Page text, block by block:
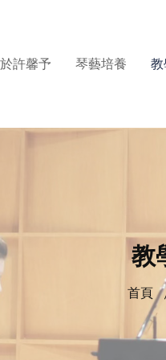
許馨予 琴藝培養 教
教
首頁